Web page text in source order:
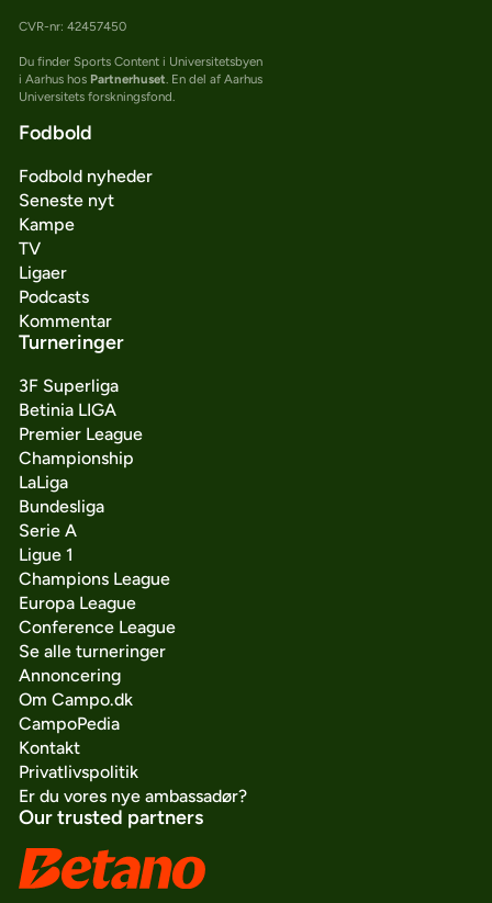
CVR-nr: 42457450
Du finder Sports Content i Universitetsbyen
i Aarhus hos Partnerhuset. En del af Aarhus
Universitets forskningsfond.
Fodbold
Fodbold nyheder
Seneste nyt
Kampe
TV
Ligaer
Podcasts
Kommentar
Turneringer
3F Superliga
Betinia LIGA
Premier League
Championship
LaLiga
Bundesliga
Serie A
Ligue 1
Champions League
Europa League
Conference League
Se alle turneringer
Annoncering
Om Campo.dk
CampoPedia
Kontakt
Privatlivspolitik
Er du vores nye ambassadør?
Our trusted partners